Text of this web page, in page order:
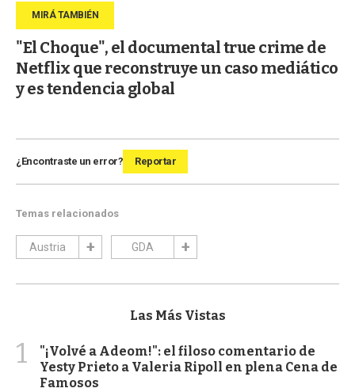
"El Choque", el documental true crime de
Netflix que reconstruye un caso mediático
y es tendencia global
¿Encontraste un error? Reportar
Temas relacionados
Austria GDA
Las Más Vistas
1
"¡Volvé a Adeom!": el filoso comentario de
Yesty Prieto a Valeria Ripoll en plena Cena de
Famosos